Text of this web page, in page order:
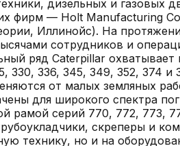
дизельных и газовых
фирм — Holt Manufacturing
Иллинойс). На
сотрудников и
ряд Caterpillar
330, 336, 345, 349, 352, 374
от малых земляных
для широкого спектра
рамой серий 770, 772, 773,
скреперы и
технику, но и на